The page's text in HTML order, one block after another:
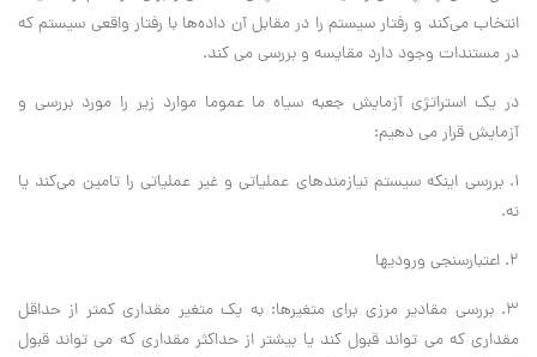
انتخاب می‌کند و رفتار سیستم را در مقابل آن داده‌ها با رفتار واقعی سیستم که
در مستندات وجود دارد مقایسه و بررسی می کند.
در یک استراتژی آزمایش جعبه سیاه ما عموما موارد زیر را مورد بررسی و
آزمایش قرار می دهیم:
۱. بررسی اینکه سیستم نیازمندهای عملیاتی و غیر عملیاتی را تامین می‌کند یا
نه.
۲. اعتبارسنجی ورودیها
۳. بررسی مقادیر مرزی برای متغیرها: به یک متغیر مقداری کمتر از حداقل
مقداری که می تواند قبول کند یا بیشتر از حداکثر مقداری که می تواند قبول